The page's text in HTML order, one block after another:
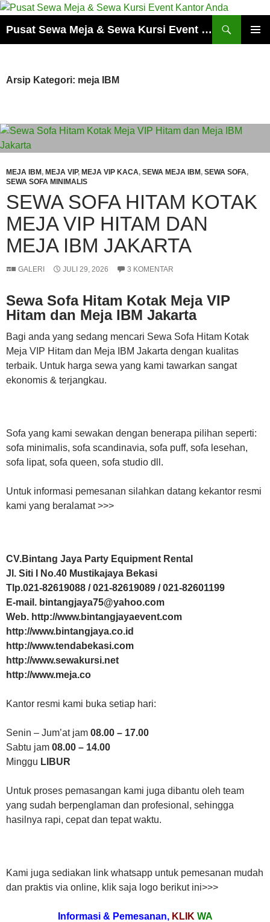
Pusat Sewa Meja & Sewa Kursi Event Kantor Anda
Arsip Kategori: meja IBM
MEJA IBM, MEJA VIP, MEJA VIP KACA, SEWA MEJA IBM, SEWA SOFA,
SEWA SOFA MINIMALIS
SEWA SOFA HITAM KOTAK
MEJA VIP HITAM DAN
MEJA IBM JAKARTA
GALERI JULI 29, 2026 3 KOMENTAR
Sewa Sofa Hitam Kotak Meja VIP
Hitam dan Meja IBM Jakarta
Bagi anda yang sedang mencari Sewa Sofa Hitam Kotak
Meja VIP Hitam dan Meja IBM Jakarta dengan kualitas
terbaik. Untuk harga sewa yang kami tawarkan sangat
ekonomis & terjangkau.
Sofa yang kami sewakan dengan benerapa pilihan seperti:
sofa minimalis, sofa scandinavia, sofa puff, sofa lesehan,
sofa lipat, sofa queen, sofa studio dll.
Untuk informasi pemesanan silahkan datang kekantor resmi
kami yang beralamat >>>
CV.Bintang Jaya Party Equipment Rental
Jl. Siti I No.40 Mustikajaya Bekasi
Tlp.021-82619088 / 021-82619089 / 021-82601199
E-mail. bintangjaya75@yahoo.com
Web. http://www.bintangjayaevent.com
http://www.bintangjaya.co.id
http://www.tendabekasi.com
http://www.sewakursi.net
http://www.meja.co
Kantor resmi kami buka setiap hari:
Senin – Jum’at jam 08.00 – 17.00
Sabtu jam 08.00 – 14.00
Minggu LIBUR
Untuk proses pemasangan kami juga dibantu oleh team
yang sudah berpenglaman dan profesional, sehingga
hasilnya rapi, cepat dan tepat waktu.
Kami juga sediakan link whatsapp untuk pemesanan mudah
dan praktis via online, klik saja logo berikut ini>>>
Informasi & Pemesanan, KLIK WA